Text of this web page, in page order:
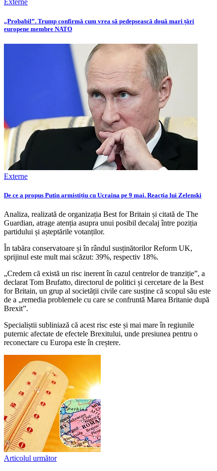
Externe
„Probabil”. Trump confirmă cum vrea să pedepsească două mari țări
europene membre NATO
Externe
De ce a propus Putin armistițiu cu Ucraina pe 9 mai. Reacția lui Zelenski
Analiza, realizată de organizația Best for Britain și citată de The
Guardian, atrage atenția asupra unui posibil decalaj între poziția
partidului și așteptările votanților.
În tabăra conservatoare și în rândul susținătorilor Reform UK,
sprijinul este mult mai scăzut: 39%, respectiv 18%.
„Credem că există un risc inerent în cazul centrelor de tranziție”, a
declarat Tom Brufatto, directorul de politici și cercetare de la Best
for Britain, un grup al societății civile care susține că scopul său este
de a „remedia problemele cu care se confruntă Marea Britanie după
Brexit”.
Specialiștii subliniază că acest risc este și mai mare în regiunile
puternic afectate de efectele Brexitului, unde presiunea pentru o
reconectare cu Europa este în creștere.
Articolul următor